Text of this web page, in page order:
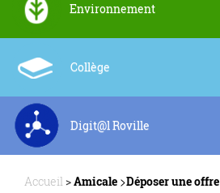
Environnement
Collège
Digit@l Roville
Accueil>Amicale >Déposer une offre